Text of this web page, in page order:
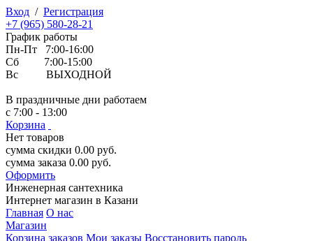
Вход / Регистрация
+7 (965) 580-28-21
График работы
Пн-Пт 7:00-16:00
Сб 7:00-15:00
Вс ВЫХОДНОЙ
В праздничные дни работаем
с 7:00 - 13:00
Корзина
Нет товаров
сумма скидки 0.00 руб.
сумма заказа 0.00 руб.
Оформить
Инженерная сантехника
Интернет магазин в Казани
Главная О нас
Магазин
Корзина заказов Мои заказы Восстановить пароль